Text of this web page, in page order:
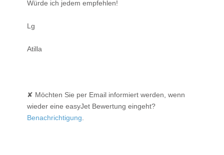
Würde ich jedem empfehlen!
Lg
Atilla
✘ Möchten Sie per Email informiert werden, wenn
wieder eine easyJet Bewertung eingeht?
Benachrichtigung